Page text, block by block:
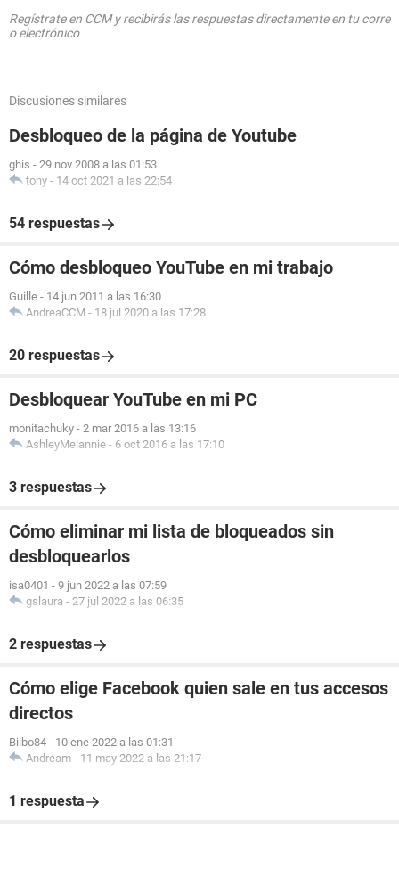
Regístrate en CCM y recibirás las respuestas directamente en tu corre
o electrónico
Discusiones similares
Desbloqueo de la página de Youtube
ghis - 29 nov 2008 a las 01:53
tony - 14 oct 2021 a las 22:54
54 respuestas
Cómo desbloqueo YouTube en mi trabajo
Guille - 14 jun 2011 a las 16:30
AndreaCCM - 18 jul 2020 a las 17:28
20 respuestas
Desbloquear YouTube en mi PC
monitachuky - 2 mar 2016 a las 13:16
AshleyMelannie - 6 oct 2016 a las 17:10
3 respuestas
Cómo eliminar mi lista de bloqueados sin
desbloquearlos
isa0401 - 9 jun 2022 a las 07:59
gslaura - 27 jul 2022 a las 06:35
2 respuestas
Cómo elige Facebook quien sale en tus accesos
directos
Bilbo84 - 10 ene 2022 a las 01:31
Andream - 11 may 2022 a las 21:17
1 respuesta